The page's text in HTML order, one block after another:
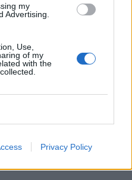
my
Advertising.
Use,
of my
with the
Privacy Policy